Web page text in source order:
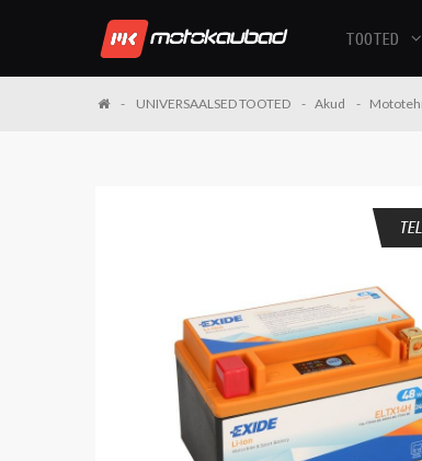
TOOTED
UNIVERSAALSED TOOTED Akud